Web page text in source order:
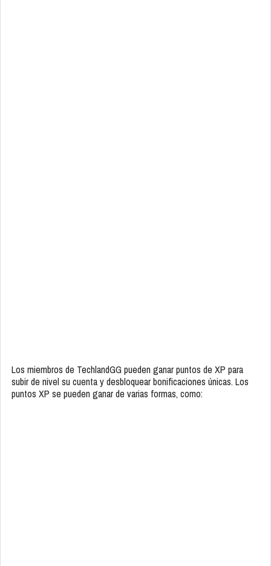
Los miembros de TechlandGG pueden ganar puntos de XP para
subir de nivel su cuenta y desbloquear bonificaciones únicas. Los
puntos XP se pueden ganar de varias formas, como: